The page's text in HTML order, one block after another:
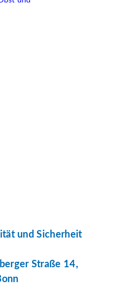
und Sicherheit
Straße 14,